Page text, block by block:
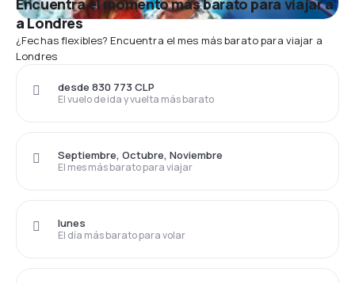
Encuentra el momento más barato para viajar a
a Londres
¿Fechas flexibles? Encuentra el mes más barato para viajar a
Londres
El vuelo de ida y vuelta más barato
desde 830 773 CLP
El mes más barato para viajar
Septiembre, Octubre, Noviembre
El día más barato para volar
lunes